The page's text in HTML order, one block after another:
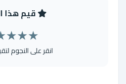
قيم هذا
★
★
★
انقر على النجوم